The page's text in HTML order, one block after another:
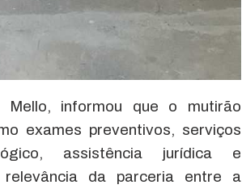
informou que o mutirão
exames preventivos, serviços
assistência jurídica e
da parceria entre a